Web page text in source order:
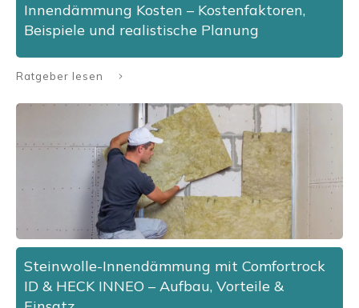
Innendämmung Kosten – Kostenfaktoren,
Beispiele und realistische Planung
Ratgeber lesen
Steinwolle-Innendämmung mit Comfortrock
ID & HECK INNEO – Aufbau, Vorteile &